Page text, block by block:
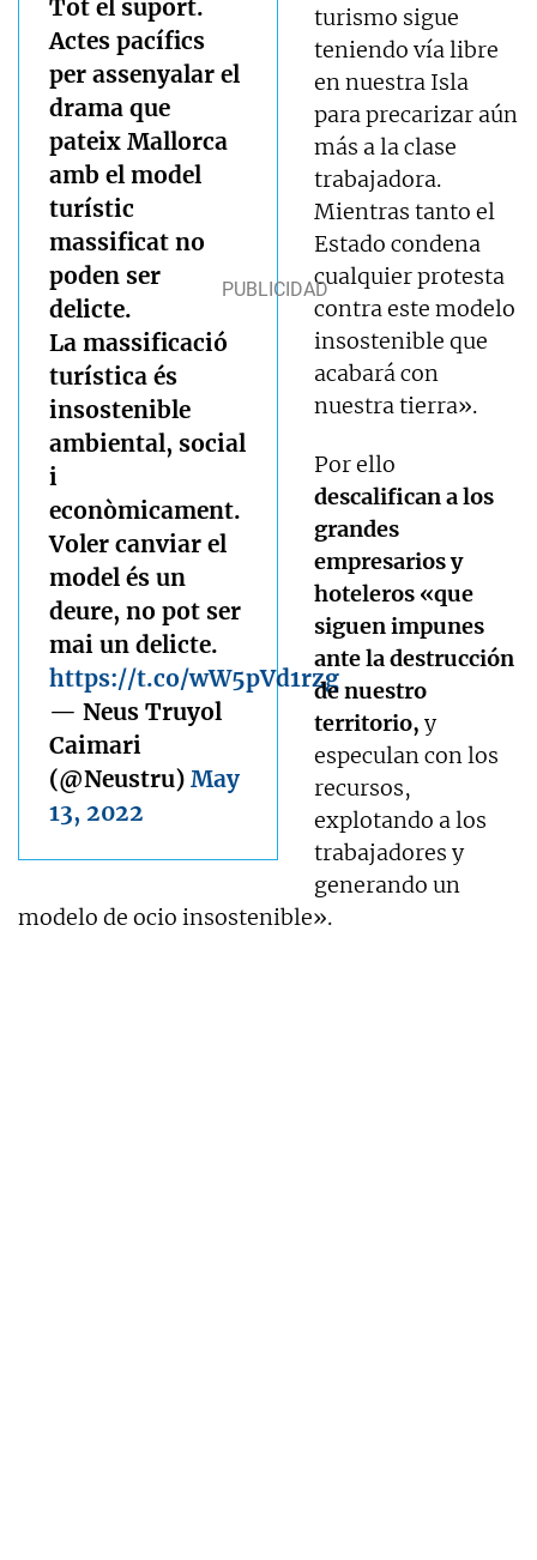
Tot el suport.
Actes pacífics
per assenyalar el
drama que
pateix Mallorca
amb el model
turístic
massificat no
poden ser
delicte.
La massificació
turística és
insostenible
ambiental, social
i
econòmicament.
Voler canviar el
model és un
deure, no pot ser
mai un delicte.
https://t.co/wW5pVd1rzg
— Neus Truyol
Caimari
(@Neustru) May
13, 2022
turismo sigue
teniendo vía libre
en nuestra Isla
para precarizar aún
más a la clase
trabajadora.
Mientras tanto el
Estado condena
cualquier protesta
contra este modelo
insostenible que
acabará con
nuestra tierra».
Por ello
descalifican a los
grandes
empresarios y
hoteleros «que
siguen impunes
ante la destrucción
de nuestro
territorio, y
especulan con los
recursos,
explotando a los
trabajadores y
generando un
modelo de ocio insostenible».